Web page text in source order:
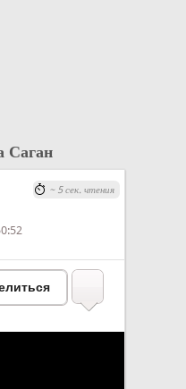
Саган
~ 5 сек. чтения